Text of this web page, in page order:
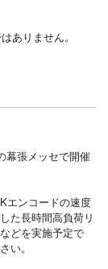
ありません。
幕張メッセで開催
エンコードの速度
た長時間高負荷リ
どを実施予定で
い。